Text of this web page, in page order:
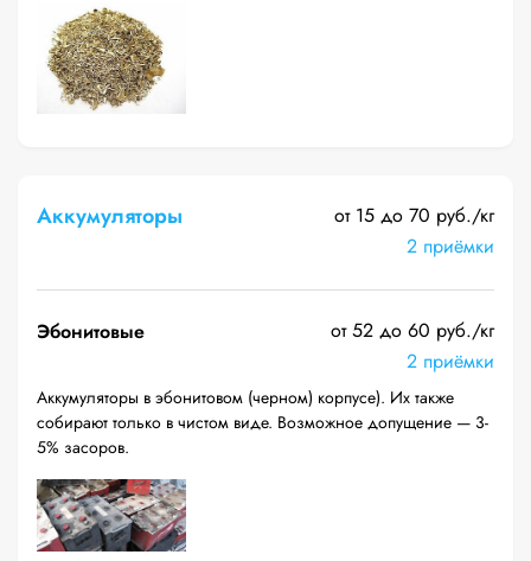
Аккумуляторы
от 15 до 70 руб./кг
2 приёмки
Эбонитовые
от 52 до 60 руб./кг
2 приёмки
Аккумуляторы в эбонитовом (черном) корпусе). Их также
собирают только в чистом виде. Возможное допущение — 3-
5% засоров.